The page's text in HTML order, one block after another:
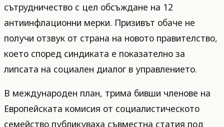
сътрудничество с цел обсъждане на 12
антиинфлационни мерки. Призивът обаче не
получи отзвук от страна на новото правителство,
което според синдиката е показателно за
липсата на социален диалог в управлението.
В международен план, трима бивши членове на
Европейската комисия от социалистическото
семейство публикуваха съвместна статия под